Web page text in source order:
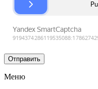
Меню